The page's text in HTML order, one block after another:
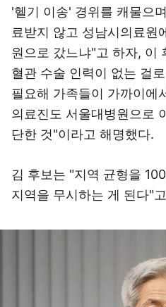
'헬기 이송' 경위를 캐물으
료받지 않고 성남시의료원
원으로 갔느냐"고 하자, 이
혈관 수술 인력이 없는 걸
필요해 가족들이 가까이에
의료진도 서울대병원으로
단한 것"이라고 해명했다.
김 후보는 "지역 균형을
지역을 무시하는 게 된다"